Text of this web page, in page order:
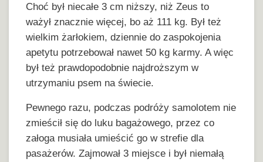
Choć był niecałe 3 cm niższy, niż Zeus to
ważył znacznie więcej, bo aż 111 kg. Był też
wielkim żarłokiem, dziennie do zaspokojenia
apetytu potrzebował nawet 50 kg karmy. A więc
był też prawdopodobnie najdroższym w
utrzymaniu psem na świecie.
Pewnego razu, podczas podróży samolotem nie
zmieścił się do luku bagażowego, przez co
załoga musiała umieścić go w strefie dla
pasażerów. Zajmował 3 miejsce i był niemałą